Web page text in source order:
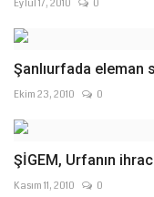
Eylül 17, 2010 0
Şanlıurfada eleman
Ekim 23, 2010 0
ŞİGEM, Urfanın
Kasım 11, 2010 0